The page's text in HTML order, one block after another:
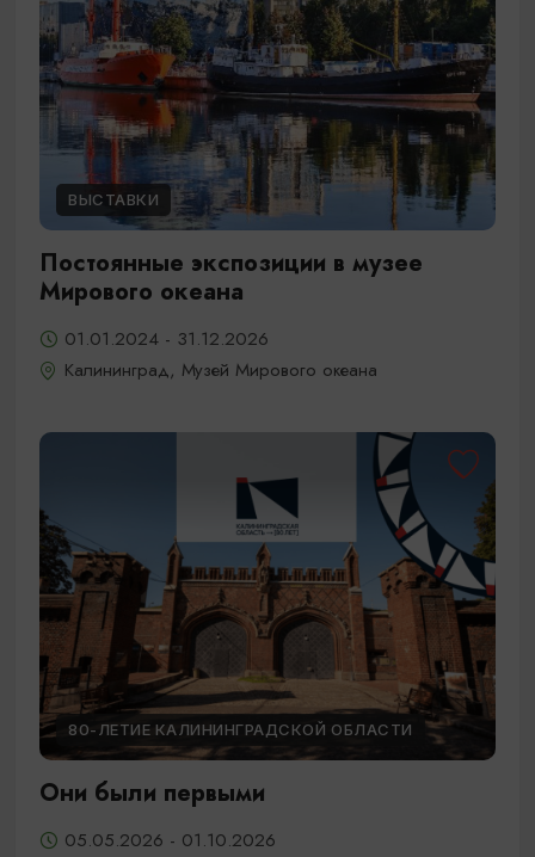
ВЫСТАВКИ
Постоянные экспозиции в музее
Мирового океана
01.01.2024 - 31.12.2026
Калининград, Музей Мирового океана
80-ЛЕТИЕ КАЛИНИНГРАДСКОЙ ОБЛАСТИ
Они были первыми
05.05.2026 - 01.10.2026